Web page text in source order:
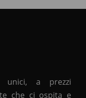
unici, a prezzi
che ci ospita e